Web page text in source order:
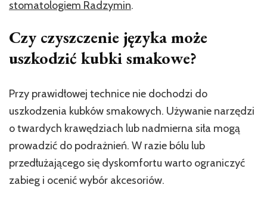
stomatologiem Radzymin.
Czy czyszczenie języka może
uszkodzić kubki smakowe?
Przy prawidłowej technice nie dochodzi do
uszkodzenia kubków smakowych. Używanie narzędzi
o twardych krawędziach lub nadmierna siła mogą
prowadzić do podrażnień. W razie bólu lub
przedłużającego się dyskomfortu warto ograniczyć
zabieg i ocenić wybór akcesoriów.